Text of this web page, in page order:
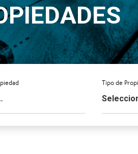
Tipo de